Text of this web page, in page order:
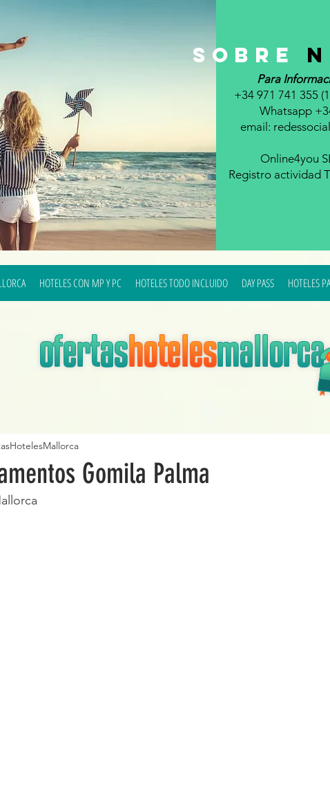
sobre
Para
+34 971 741 355
Whatsapp
email:
Online4you
Registro actividad
Gomila Palma
HOTELES CON MP Y PC HOTELES TODO INCLUIDO DAY PASS HOTELES